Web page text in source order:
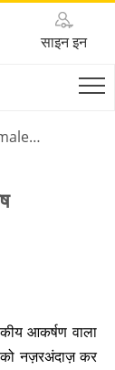
साइन इन
Kanya Female Singh Male
आकर्षण वाला
नज़रअंदाज़ कर